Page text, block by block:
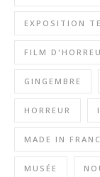
EXPOSITION
FILM
GINGEMBRE
HORREUR
MADE IN
MUSÉE